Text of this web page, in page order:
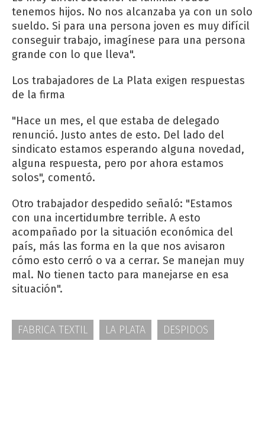
tenemos hijos. No nos alcanzaba ya con un solo
sueldo. Si para una persona joven es muy difícil
conseguir trabajo, imagínese para una persona
grande con lo que lleva".
Los trabajadores de La Plata exigen respuestas
de la firma
"Hace un mes, el que estaba de delegado
renunció. Justo antes de esto. Del lado del
sindicato estamos esperando alguna novedad,
alguna respuesta, pero por ahora estamos
solos", comentó.
Otro trabajador despedido señaló: "Estamos
con una incertidumbre terrible. A esto
acompañado por la situación económica del
país, más las forma en la que nos avisaron
cómo esto cerró o va a cerrar. Se manejan muy
mal. No tienen tacto para manejarse en esa
situación".
FABRICA TEXTIL LA PLATA DESPIDOS